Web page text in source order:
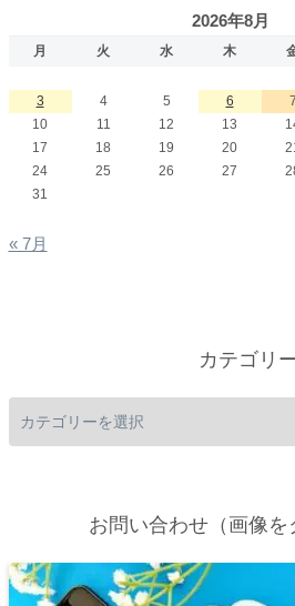
2026年8月
月 火 水 木
3
4 5 6 7
10
11 12 13
17
18 19 20
24
25 26 27
31
« 7月
カテゴリ
お問い合わせ（画像を